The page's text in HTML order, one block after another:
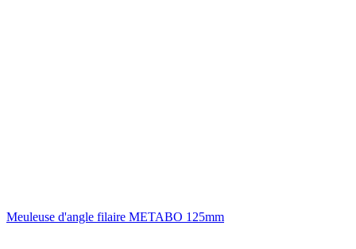
Meuleuse d'angle filaire METABO 125mm